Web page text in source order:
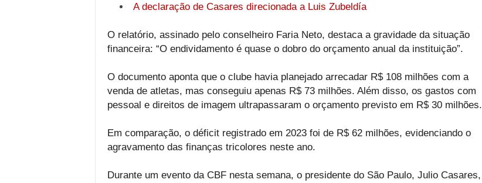
A declaração de Casares direcionada a Luis Zubeldía
O relatório, assinado pelo conselheiro Faria Neto, destaca a gravidade da situação
financeira: “O endividamento é quase o dobro do orçamento anual da instituição”.
O documento aponta que o clube havia planejado arrecadar R$ 108 milhões com a
venda de atletas, mas conseguiu apenas R$ 73 milhões. Além disso, os gastos com
pessoal e direitos de imagem ultrapassaram o orçamento previsto em R$ 30 milhões.
Em comparação, o déficit registrado em 2023 foi de R$ 62 milhões, evidenciando o
agravamento das finanças tricolores neste ano.
Durante um evento da CBF nesta semana, o presidente do São Paulo, Julio Casares,